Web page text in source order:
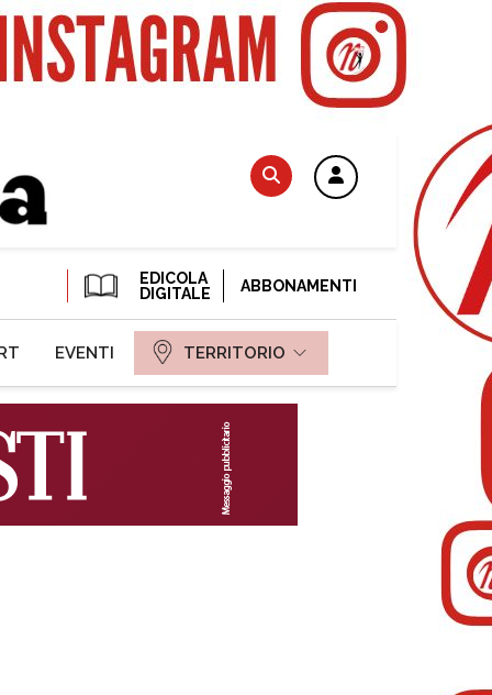
EDICOLA
DIGITALE
ABBONAMENTI
EVENTI TERRITORIO